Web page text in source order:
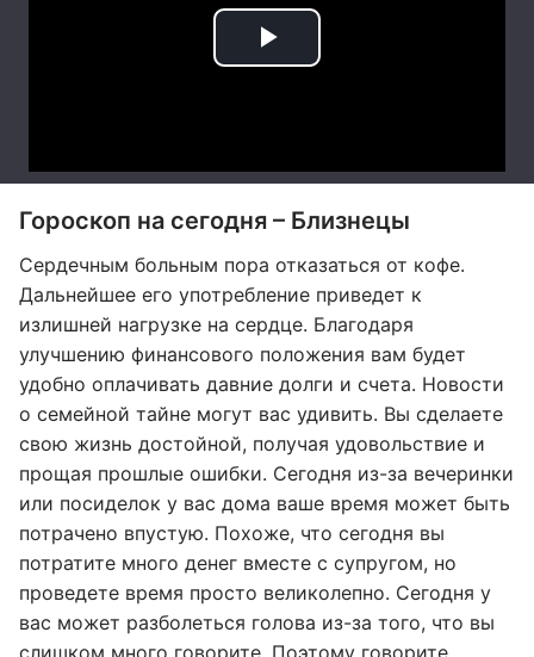
Гороскоп на сегодня – Близнецы
Сердечным больным пора отказаться от кофе.
Дальнейшее его употребление приведет к
излишней нагрузке на сердце. Благодаря
улучшению финансового положения вам будет
удобно оплачивать давние долги и счета. Новости
о семейной тайне могут вас удивить. Вы сделаете
свою жизнь достойной, получая удовольствие и
прощая прошлые ошибки. Сегодня из-за вечеринки
или посиделок у вас дома ваше время может быть
потрачено впустую. Похоже, что сегодня вы
потратите много денег вместе с супругом, но
проведете время просто великолепно. Сегодня у
вас может разболеться голова из-за того, что вы
слишком много говорите. Поэтому говорите